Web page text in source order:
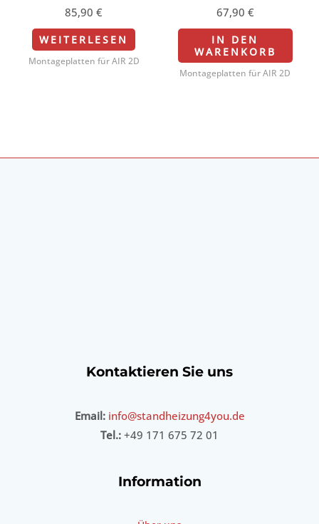
85,90€
WEITERLESEN
Montageplatten für AIR 2D
67,90 €
IN DEN
WARENKORB
Montageplatten für AIR 2D
Kontaktieren Sie uns
Email: info@standheizung4you.de
Tel.: +49 171 675 72 01
Information